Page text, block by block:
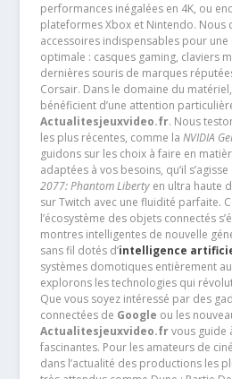
performances inégalées en 4K, ou
plateformes Xbox et Nintendo. Nous
accessoires indispensables pour une
optimale : casques gaming, claviers
dernières souris de marques
Corsair. Dans le domaine du
bénéficient d’une attention
Actualitesjeuxvideo.fr. Nous
les plus récentes, comme la NVIDIA
guidons sur les choix à faire en
adaptées à vos besoins, qu’il
2077: Phantom Libertyen ultra haute
sur Twitch avec une fluidité parfaite.
l’écosystème des objets connectés
montres intelligentes de nouvelle
sans fil dotés d’intelligence
systèmes domotiques entièrement
explorons les technologies qui
Que vous soyez intéressé par des
connectées de Google ou les
Actualitesjeuxvideo.frvous guide
fascinantes. Pour les amateurs de
dans l’actualité des productions les